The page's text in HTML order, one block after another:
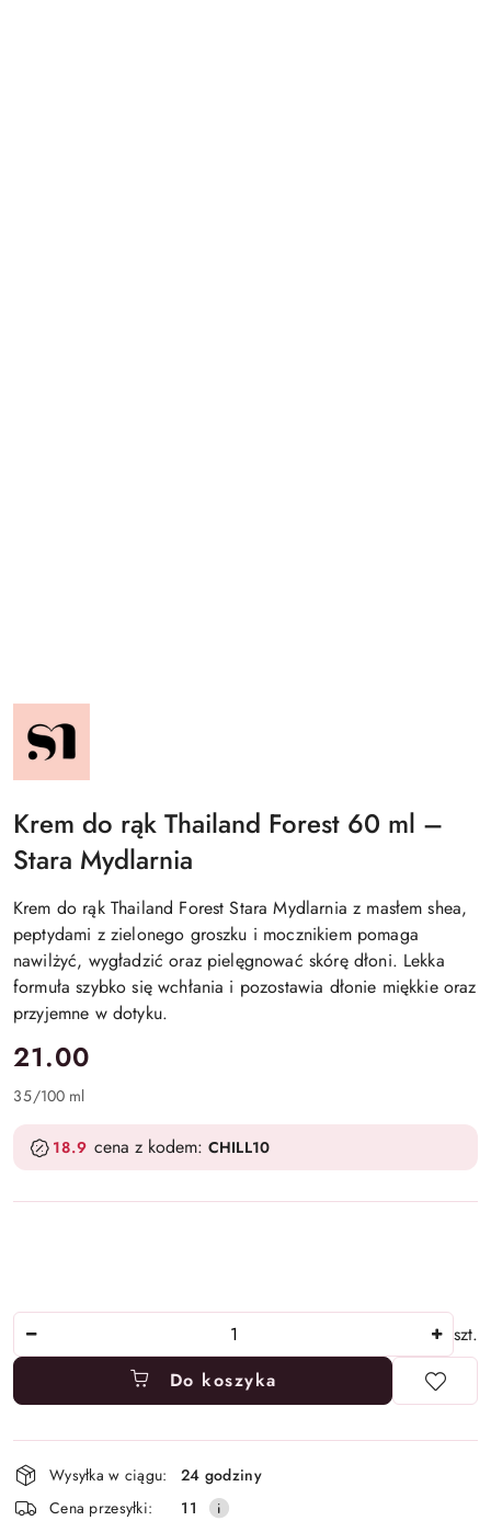
NAZWA
PRODUCENTA:
STARA
MYDLARNIA
Krem do rąk Thailand Forest 60 ml –
Stara Mydlarnia
Krem do rąk Thailand Forest Stara Mydlarnia z masłem shea,
peptydami z zielonego groszku i mocznikiem pomaga
nawilżyć, wygładzić oraz pielęgnować skórę dłoni. Lekka
formuła szybko się wchłania i pozostawia dłonie miękkie oraz
przyjemne w dotyku.
cena:
21.00
35/100 ml
18.9 cena z kodem: CHILL10
szt.
Do koszyka
Dostępność
i
Wysyłka w ciągu:
24 godziny
Cena przesyłki:
11